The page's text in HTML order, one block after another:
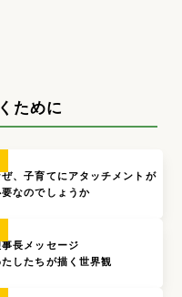
ために
ぜ、子育てにアタッチメントが
要なのでしょうか
事長メッセージ
たしたちが描く世界観